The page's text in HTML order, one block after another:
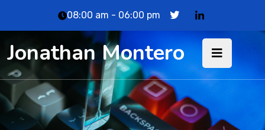
08:00 am - 06:00 pm
Jonathan Montero